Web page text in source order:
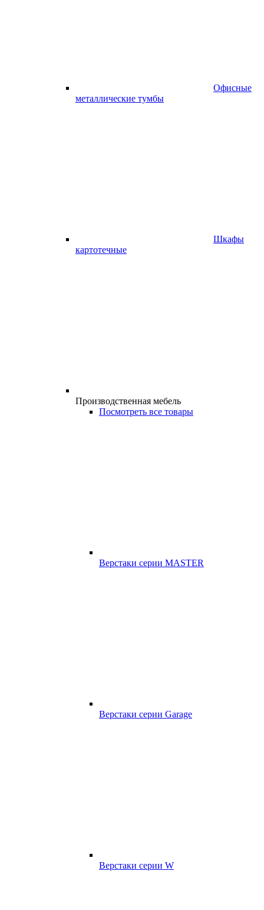
Офисные
металлические тумбы
Шкафы
картотечные
Производственная мебель
Посмотреть все товары
Верстаки серии MASTER
Верстаки серии Garage
Верстаки серии W